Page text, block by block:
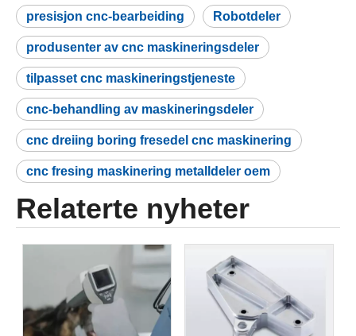
presisjon cnc-bearbeiding Robotdeler
produsenter av cnc maskineringsdeler
tilpasset cnc maskineringstjeneste
cnc-behandling av maskineringsdeler
cnc dreiing boring fresedel cnc maskinering
cnc fresing maskinering metalldeler oem
Relaterte nyheter